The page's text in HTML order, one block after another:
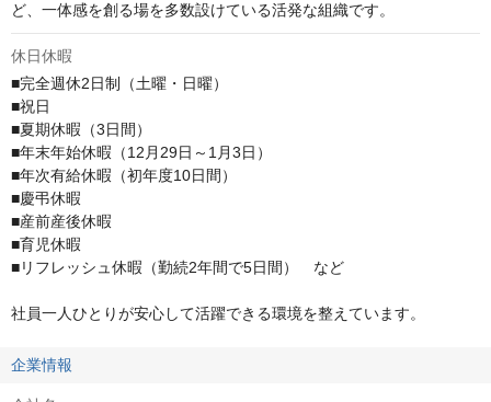
ど、一体感を創る場を多数設けている活発な組織です。
休日休暇
■完全週休2日制（土曜・日曜）
■祝日
■夏期休暇（3日間）
■年末年始休暇（12月29日～1月3日）
■年次有給休暇（初年度10日間）
■慶弔休暇
■産前産後休暇
■育児休暇
■リフレッシュ休暇（勤続2年間で5日間）　など
社員一人ひとりが安心して活躍できる環境を整えています。
企業情報